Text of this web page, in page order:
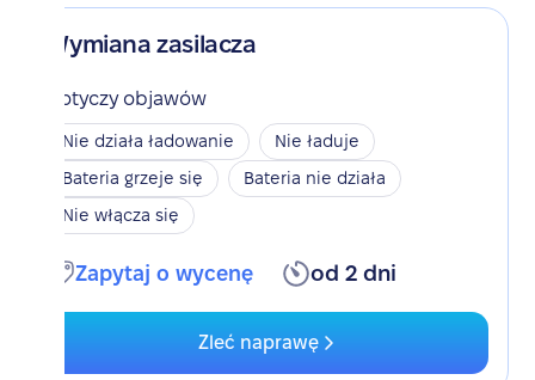
Wymiana zasilacza
Dotyczy objawów
Nie działa ładowanie
Nie ładuje
Bateria grzeje się
Bateria nie działa
Nie włącza się
Zapytaj o wycenę od 2 dni
Zleć naprawę